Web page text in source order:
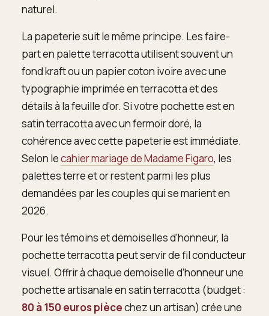
naturel.
La papeterie suit le même principe. Les faire-
part en palette terracotta utilisent souvent un
fond kraft ou un papier coton ivoire avec une
typographie imprimée en terracotta et des
détails à la feuille d’or. Si votre pochette est en
satin terracotta avec un fermoir doré, la
cohérence avec cette papeterie est immédiate.
Selon lecahier mariage de Madame Figaro, les
palettes terre et or restent parmi les plus
demandées par les couples qui se marient en
2026.
Pour les témoins et demoiselles d’honneur, la
pochette terracotta peut servir de fil conducteur
visuel. Offrir à chaque demoiselle d’honneur une
pochette artisanale en satin terracotta (budget :
80 à 150 euros piècechez un artisan) crée une